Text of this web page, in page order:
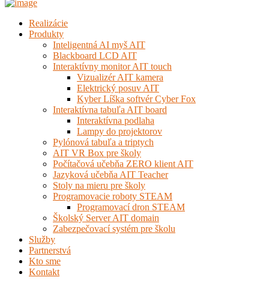
Realizácie
Produkty
Inteligentná AI myš AIT
Blackboard LCD AIT
Interaktívny monitor AIT touch
Vizualizér AIT kamera
Elektrický posuv AIT
Kyber Líška softvér Cyber Fox
Interaktívna tabuľa AIT board
Interaktívna podlaha
Lampy do projektorov
Pylónová tabuľa a triptych
AIT VR Box pre školy
Počítačová učebňa ZERO klient AIT
Jazyková učebňa AIT Teacher
Stoly na mieru pre školy
Programovacie roboty STEAM
Programovací dron STEAM
Školský Server AIT domain
Zabezpečovací systém pre školu
Služby
Partnerstvá
Kto sme
Kontakt